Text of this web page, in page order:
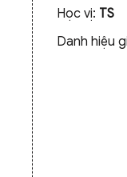
Học vị: TS
Danh hiệu